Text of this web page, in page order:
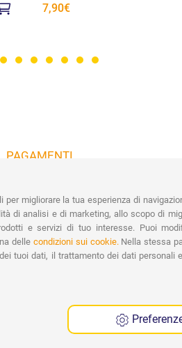
7,90€
PAGAMENTI
Bonifico, PayPal e
Contrassegno.
migliorare la tua esperienza di
di analisi e di marketing, allo scopo di
e servizi di tuo interesse. Puoi
delle condizioni sui cookie.Nella stessa
tuoi dati, il trattamento dei dati personali